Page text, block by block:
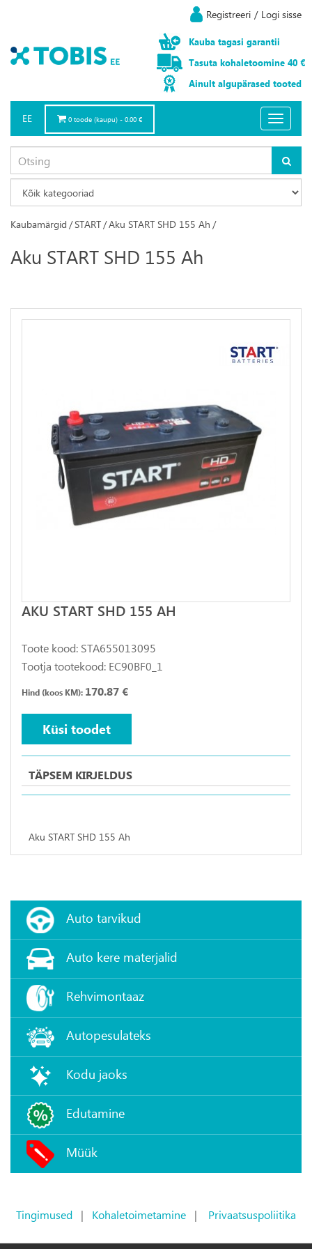
Registreeri / Logi sisse
Kauba tagasi garantii
Tasuta kohaletoomine 40 €
Ainult algupärased tooted
Toggle
0 toode (kaupu) - 0.00 €
EE
Kaubamärgid /START/Aku START SHD 155 Ah /
Aku START SHD 155 Ah
AKU START SHD 155 AH
Toote kood: STA655013095
Tootja tootekood: EC90BF0_1
Hind (koos KM): 170.87 €
Küsi toodet
TÄPSEM KIRJELDUS
Aku START SHD 155 Ah
Auto tarvikud
Auto kere materjalid
Rehvimontaaz
Autopesulateks
Kodu jaoks
Edutamine
Müük
Tingimused | Kohaletoimetamine | Privaatsuspoliitika